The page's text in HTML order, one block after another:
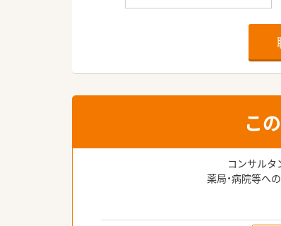
こ
コンサルタ
薬局・病院等へ